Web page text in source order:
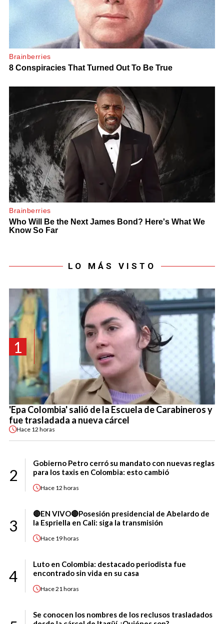
LO MÁS VISTO
1
'Epa Colombia' salió de la Escuela de Carabineros y
fue trasladada a nueva cárcel
Hace 12 horas
2
Gobierno Petro cerró su mandato con nuevas reglas
para los taxis en Colombia: esto cambió
Hace 12 horas
3
🔴EN VIVO🔴Posesión presidencial de Abelardo de
la Espriella en Cali: siga la transmisión
Hace 19 horas
4
Luto en Colombia: destacado periodista fue
encontrado sin vida en su casa
Hace21 horas
Se conocen los nombres de los reclusos trasladados